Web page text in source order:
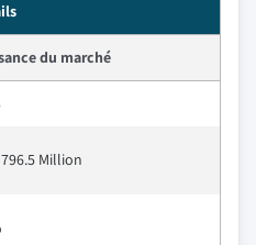
du marché
796.5 Million